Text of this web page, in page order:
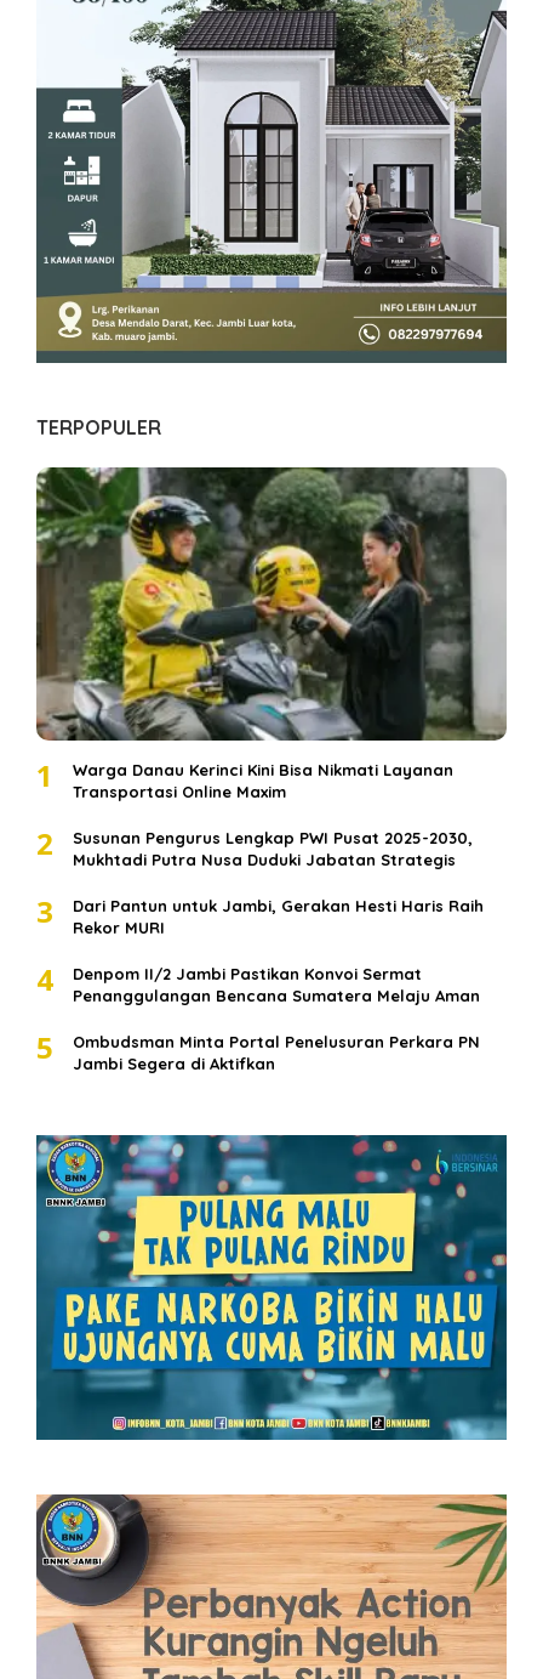
TERPOPULER
1
Warga Danau Kerinci Kini Bisa Nikmati Layanan
Transportasi Online Maxim
2
Susunan Pengurus Lengkap PWI Pusat 2025-2030,
Mukhtadi Putra Nusa Duduki Jabatan Strategis
3
Dari Pantun untuk Jambi, Gerakan Hesti Haris Raih
Rekor MURI
4
Denpom II/2 Jambi Pastikan Konvoi Sermat
Penanggulangan Bencana Sumatera Melaju Aman
5
Ombudsman Minta Portal Penelusuran Perkara PN
Jambi Segera di Aktifkan